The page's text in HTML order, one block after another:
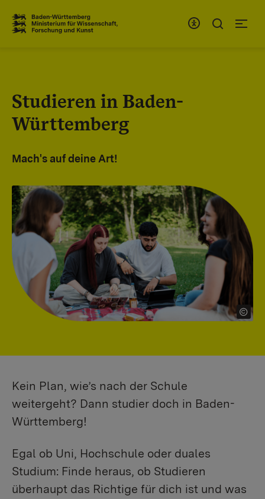
Studieren in Baden-
Württemberg
Mach's auf deine Art!
Kein Plan, wie’s nach der Schule
weitergeht? Dann studier doch in Baden-
Württemberg!
Egal ob Uni, Hochschule oder duales
Studium: Finde heraus, ob Studieren
überhaupt das Richtige für dich ist und was